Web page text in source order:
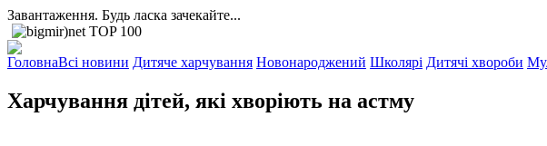
Завантаження. Будь ласка зачекайте...
ГоловнаВсі новини Дитяче харчування Новонароджений Школярі Дитячі хвороби
Харчування дітей, які хворіють на астму